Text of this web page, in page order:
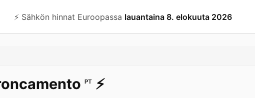
⚡️ Sähkön hinnat Euroopassa lauantaina 8. elokuuta 2026
PT ⚡️